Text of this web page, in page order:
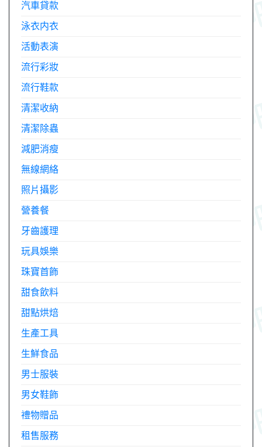
汽車貸款
泳衣内衣
活動表演
流行彩妝
流行鞋款
清潔收納
清潔除蟲
減肥消瘦
無線網絡
照片攝影
營養餐
牙齒護理
玩具娛樂
珠寶首飾
甜食飲料
甜點烘焙
生產工具
生鮮食品
男士服裝
男女鞋飾
禮物贈品
租售服務